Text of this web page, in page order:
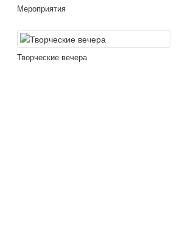
Мероприятия
Творческие вечера